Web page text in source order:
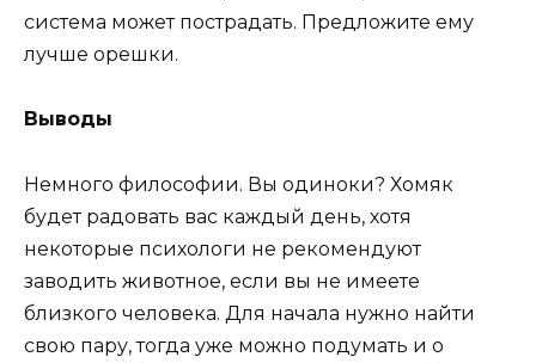
система может пострадать. Предложите ему
лучше орешки.
Выводы
Немного философии. Вы одиноки? Хомяк
будет радовать вас каждый день, хотя
некоторые психологи не рекомендуют
заводить животное, если вы не имеете
близкого человека. Для начала нужно найти
свою пару, тогда уже можно подумать и о